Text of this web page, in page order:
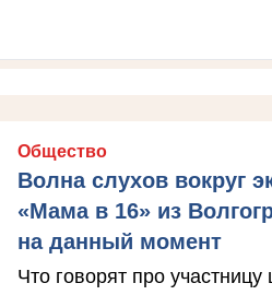
Общество
Волна слухов вокруг
«Мама в 16» из
на данный момент
Что говорят про